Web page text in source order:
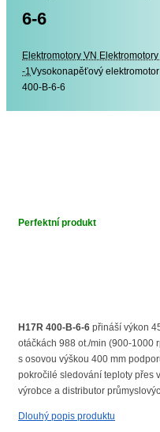
6-6
Elektromotory Elektromotory
VN
-1Vysokonapěťový
400-B-6-6
Perfektní produkt
H17R 400-B-6-6 přináší výkon
otáčkách 988 ot./min (900-1000
s osovou výškou 400 mm
pokročilé sledování teploty přes
výrobce a distributor
Dlouhý popis produktu